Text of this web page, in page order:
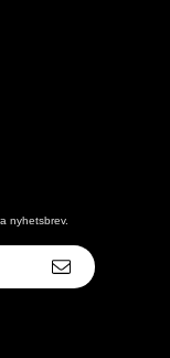
nyhetsbrev.